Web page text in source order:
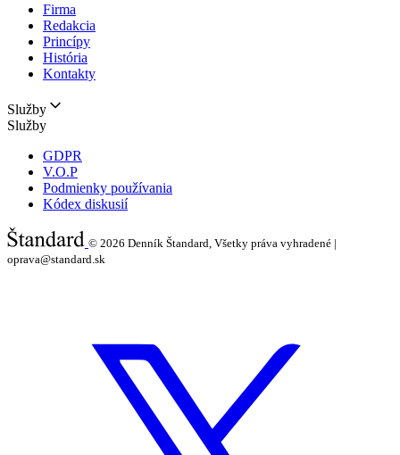
Firma
Redakcia
Princípy
História
Kontakty
Služby
Služby
GDPR
V.O.P
Podmienky používania
Kódex diskusií
© 2026 Denník Štandard, Všetky práva vyhradené |
oprava@standard.sk